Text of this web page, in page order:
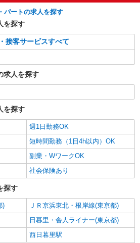
パートの求人を探す
を探す
接客サービスすべて
求人を探す
を探す
週1日勤務OK
短時間勤務（1日4h以内）OK
副業・WワークOK
社会保険あり
探す
)
ＪＲ京浜東北・根岸線(東京都)
日暮里・舎人ライナー(東京都)
西日暮里駅